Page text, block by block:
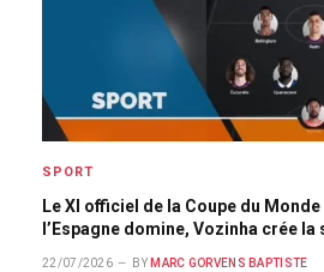
SPORT
Le XI officiel de la Coupe du
l’Espagne domine, Vozinha crée
22/07/2026 BY MARC GORVENS BAPTISTE